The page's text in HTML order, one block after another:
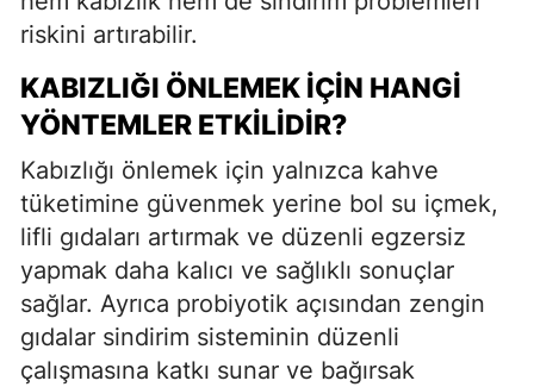
riskini artırabilir.
KABIZLIĞI ÖNLEMEK İÇIN HANGI
YÖNTEMLER ETKILIDIR?
Kabızlığı önlemek için yalnızca kahve
tüketimine güvenmek yerine bol su içmek,
lifli gıdaları artırmak ve düzenli egzersiz
yapmak daha kalıcı ve sağlıklı sonuçlar
sağlar. Ayrıca probiyotik açısından zengin
gıdalar sindirim sisteminin düzenli
çalışmasına katkı sunar ve bağırsak